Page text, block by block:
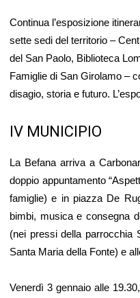
Continua l’esposizione
sette sedi del territorio –
del San Paolo, Biblioteca
Famiglie di San Girolamo –
disagio, storia e futuro.
IV MUNICIPIO
La Befana arriva a
doppio appuntamento
famiglie) e in piazza De
bimbi, musica e consegna
(nei pressi della parrocchia
Santa Maria della Fonte) e
Venerdì 3 gennaio alle